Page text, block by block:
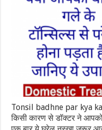
Tonsil badhne par kya
किसी कारण से डॉक्टर ने